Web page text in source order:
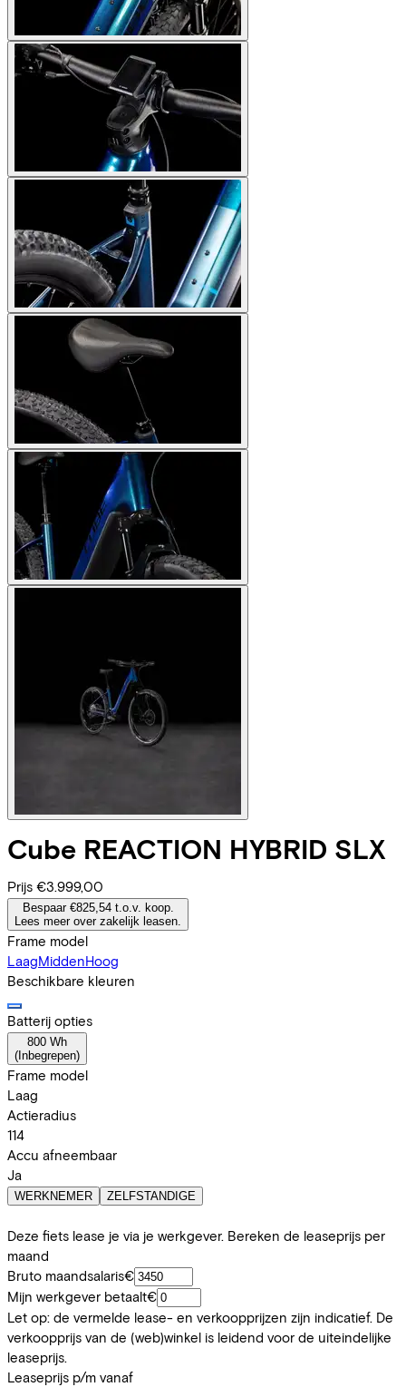
Cube REACTION HYBRID SLX
Prijs €3.999,00
Bespaar €825,54 t.o.v. koop.
Lees meer over zakelijk leasen.
Frame model
LaagMiddenHoog
Beschikbare kleuren
Batterij opties
800 Wh
( Inbegrepen)
Frame model
Laag
Actieradius
114
Accu afneembaar
Ja
WERKNEMER ZELFSTANDIGE
Deze fiets lease je via je werkgever. Bereken de leaseprijs per
maand
Bruto maandsalaris€
Mijn werkgever betaalt€
Let op: de vermelde lease- en verkoopprijzen zijn indicatief. De
verkoopprijs van de (web)winkel is leidend voor de uiteindelijke
leaseprijs.
Leaseprijs p/m vanaf